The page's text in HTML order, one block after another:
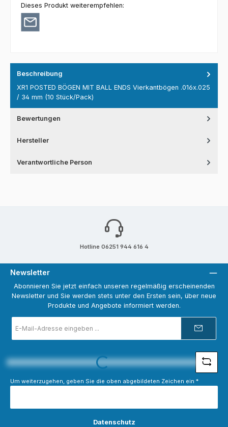
Dieses Produkt weiterempfehlen:
Beschreibung
XR1 POSTED BÖGEN MIT BALL ENDS Vierkantbögen .016x.025
/ 34 mm (10 Stück/Pack)
Bewertungen
Hersteller
Verantwortliche Person
Hotline 06251 944 616 4
Newsletter
Abonnieren Sie jetzt einfach unseren regelmäßig erscheinenden
Newsletter und Sie werden stets unter den Ersten sein, über neue
Produkte und Angebote informiert werden.
Mail-
Adresse
Loading...
Um weiterzugehen, geben Sie die oben abgebildeten Zeichen ein *
Datenschutz